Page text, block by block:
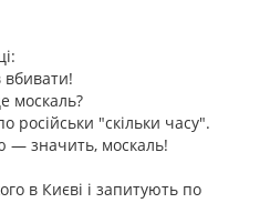
вбивати!
москаль?
"скільки часу".
— значить, москаль!
в Києві і запитують по